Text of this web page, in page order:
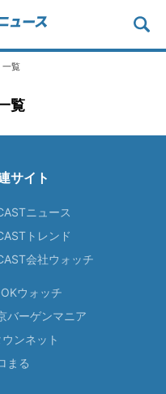
一覧
覧
サイト
ニュース
トレンド
会社ウォッチ
ウォッチ
バーゲンマニア
ンネット
まる